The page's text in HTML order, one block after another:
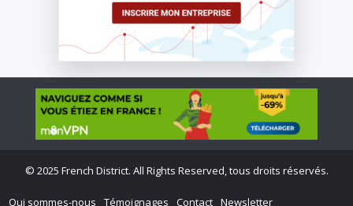
© 2025 French District. All Rights Reserved, tous droits réservés.
Qui sommes-nous Témoignages Contact Newsletter